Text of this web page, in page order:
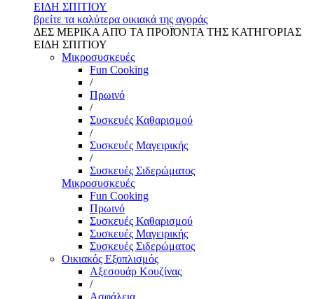
ΕΙΔΗ ΣΠΙΤΙΟΥ
βρείτε τα καλύτερα οικιακά της αγοράς
ΔΕΣ ΜΕΡΙΚΑ ΑΠΌ ΤΑ ΠΡΟΪΌΝΤΑ ΤΗΣ ΚΑΤΗΓΟΡΙΑΣ
ΕΙΔΗ ΣΠΙΤΙΟΥ
Μικροσυσκευές
Fun Cooking
/
Πρωινό
/
Συσκευές Καθαρισμού
/
Συσκευές Μαγειρικής
/
Συσκευές Σιδερώματος
Μικροσυσκευές
Fun Cooking
Πρωινό
Συσκευές Καθαρισμού
Συσκευές Μαγειρικής
Συσκευές Σιδερώματος
Οικιακός Εξοπλισμός
Αξεσουάρ Κουζίνας
/
Ασφάλεια